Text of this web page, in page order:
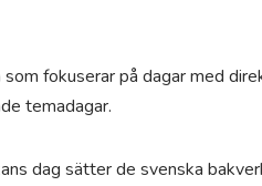
fokuserar på dagar med
temadagar.
dag sätter de svenska